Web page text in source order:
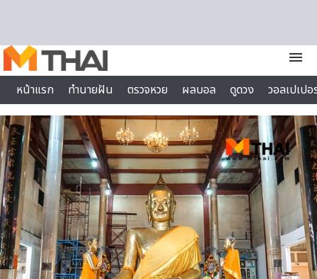
menu
หน้าแรก
ทำนายฝัน ตรวจหวย ผลบอล ดูดวง
วอลเปเป
ไลฟ์สไตล์